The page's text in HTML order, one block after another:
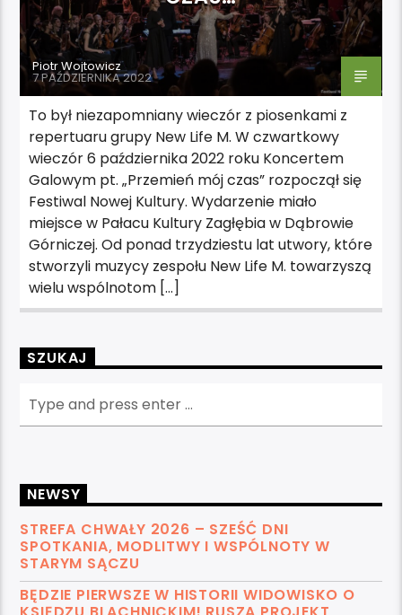
Piotr Wojtowicz
7 PAŹDZIERNIKA 2022
To był niezapomniany wieczór z piosenkami z
repertuaru grupy New Life M. W czwartkowy
wieczór 6 października 2022 roku Koncertem
Galowym pt. „Przemień mój czas” rozpoczął się
Festiwal Nowej Kultury. Wydarzenie miało
miejsce w Pałacu Kultury Zagłębia w Dąbrowie
Górniczej. Od ponad trzydziestu lat utwory, które
stworzyli muzycy zespołu New Life M. towarzyszą
wielu wspólnotom […]
SZUKAJ
NEWSY
STREFA CHWAŁY 2026 – SZEŚĆ DNI
SPOTKANIA, MODLITWY I WSPÓLNOTY W
STARYM SĄCZU
BĘDZIE PIERWSZE W HISTORII WIDOWISKO O